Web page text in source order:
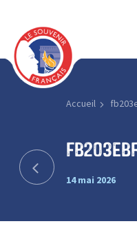
Accueil
14 mai 2026